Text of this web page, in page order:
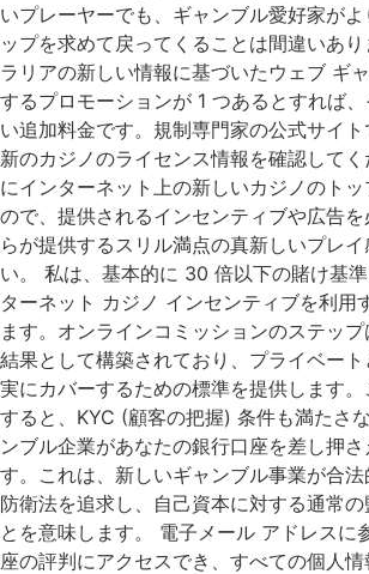
いプレーヤーでも、ギャンブル愛好家が
ップを求めて戻ってくることは間違いあ
ラリアの新しい情報に基づいたウェブ ギ
するプロモーションが 1 つあるとすれば
い追加料金です。規制専門家の公式サイ
新のカジノのライセンス情報を確認して
にインターネット上の新しいカジノのト
ので、提供されるインセンティブや広告
らが提供するスリル満点の真新しいプレ
い。 私は、基本的に 30 倍以下の賭け基
ターネット カジノ インセンティブを利用
ます。オンラインコミッションのステッ
結果として構築されており、プライベー
実にカバーするための標準を提供します
すると、KYC (顧客の把握) 条件も満たさ
ンブル企業があなたの銀行口座を差し押
す。これは、新しいギャンブル事業が合
防衛法を追求し、自己資本に対する通常
とを意味します。 電子メール アドレスに
座の評判にアクセスでき、すべての個人